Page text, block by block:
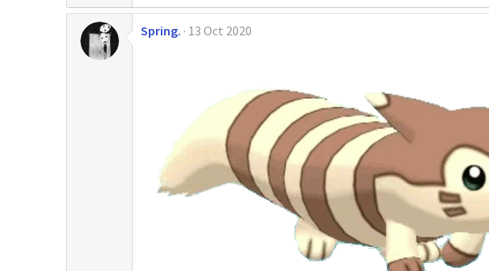
n
e
Spring. 13 Oct 2020